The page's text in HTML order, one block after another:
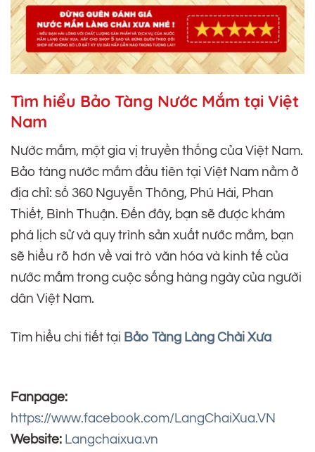
Tìm hiểu Bảo Tàng Nước Mắm tại Việt
Nam
Nước mắm, một gia vị truyền thống của Việt Nam.
Bảo tàng nước mắm đầu tiên tại Việt Nam nằm ở
địa chỉ: số 360 Nguyễn Thông, Phú Hài, Phan
Thiết, Bình Thuận. Đến đây, bạn sẽ được khám
phá lịch sử và quy trình sản xuất nước mắm, bạn
sẽ hiểu rõ hơn về vai trò văn hóa và kinh tế của
nước mắm trong cuộc sống hàng ngày của người
dân Việt Nam.
Tìm hiểu chi tiết tại Bảo Tàng Làng Chài Xưa
Fanpage:
https://www.facebook.com/LangChaiXua.VN
Website: Langchaixua.vn